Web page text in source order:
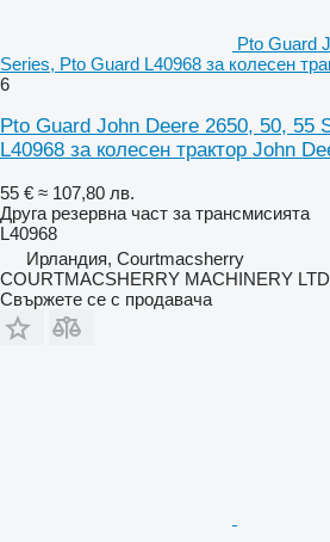
Pto Guard
Series, Pto Guard L40968 за колесен
6
Pto Guard John Deere 2650, 50, 55
L40968 за колесен трактор John
55 € ≈ 107,80 лв.
Друга резервна част за трансмисията
L40968
Ирландия, Courtmacsherry
COURTMACSHERRY MACHINERY LTD
Свържете се с продавача